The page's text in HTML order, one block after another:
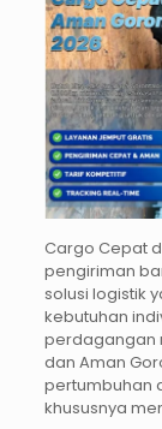
Cargo Cepat
pengiriman
solusi logistik
kebutuhan
perdagangan
dan Aman
pertumbuhan
khususnya